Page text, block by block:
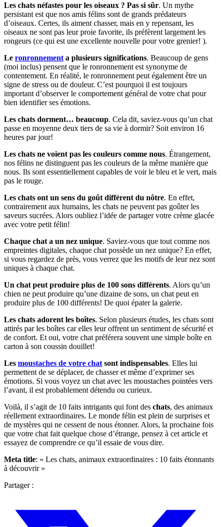
Les chats néfastes pour les oiseaux ? Pas si sûr. Un mythe
persistant est que nos amis félins sont de grands prédateurs
d’oiseaux. Certes, ils aiment chasser, mais en y repensant, les
oiseaux ne sont pas leur proie favorite, ils préfèrent largement les
rongeurs (ce qui est une excellente nouvelle pour votre grenier! ).
Le ronronnement a plusieurs significations. Beaucoup de gens
(moi inclus) pensent que le ronronnement est synonyme de
contentement. En réalité, le ronronnement peut également être un
signe de stress ou de douleur. C’est pourquoi il est toujours
important d’observer le comportement général de votre chat pour
bien identifier ses émotions.
Les chats dorment… beaucoup. Cela dit, saviez-vous qu’un chat
passe en moyenne deux tiers de sa vie à dormir? Soit environ 16
heures par jour!
Les chats ne voient pas les couleurs comme nous. Étrangement,
nos félins ne distinguent pas les couleurs de la même manière que
nous. Ils sont essentiellement capables de voir le bleu et le vert, mais
pas le rouge.
Les chats ont un sens du goût différent du nôtre. En effet,
contrairement aux humains, les chats ne peuvent pas goûter les
saveurs sucrées. Alors oubliez l’idée de partager votre crème glacée
avec votre petit félin!
Chaque chat a un nez unique. Saviez-vous que tout comme nos
empreintes digitales, chaque chat possède un nez unique? En effet,
si vous regardez de près, vous verrez que les motifs de leur nez sont
uniques à chaque chat.
Un chat peut produire plus de 100 sons différents. Alors qu’un
chien ne peut produire qu’une dizaine de sons, un chat peut en
produire plus de 100 différents! De quoi épater la galerie.
Les chats adorent les boîtes. Selon plusieurs études, les chats sont
attirés par les boîtes car elles leur offrent un sentiment de sécurité et
de confort. Et oui, votre chat préférera souvent une simple boîte en
carton à son coussin douillet!
Les moustaches de votre chat sont indispensables. Elles lui
permettent de se déplacer, de chasser et même d’exprimer ses
émotions. Si vous voyez un chat avec les moustaches pointées vers
l’avant, il est probablement détendu ou curieux.
Voilà, il s’agit de 10 faits intrigants qui font des chats, des animaux
réellement extraordinaires. Le monde félin est plein de surprises et
de mystères qui ne cessent de nous étonner. Alors, la prochaine fois
que votre chat fait quelque chose d’étrange, pensez à cet article et
essayez de comprendre ce qu’il essaie de vous dire.
Meta title: « Les chats, animaux extraordinaires : 10 faits étonnants
à découvrir »
Partager :